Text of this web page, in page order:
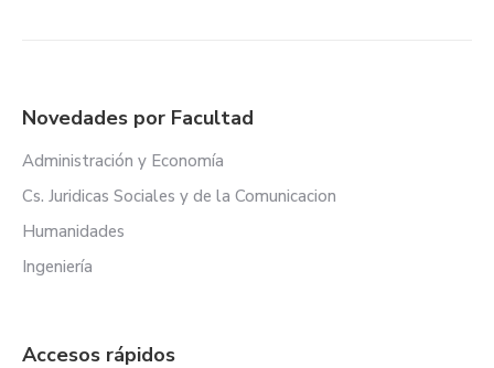
Novedades por Facultad
Administración y Economía
Cs. Juridicas Sociales y de la Comunicacion
Humanidades
Ingeniería
Accesos rápidos